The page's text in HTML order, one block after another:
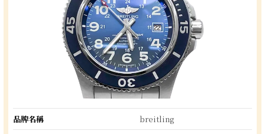
品牌名稱
breitling